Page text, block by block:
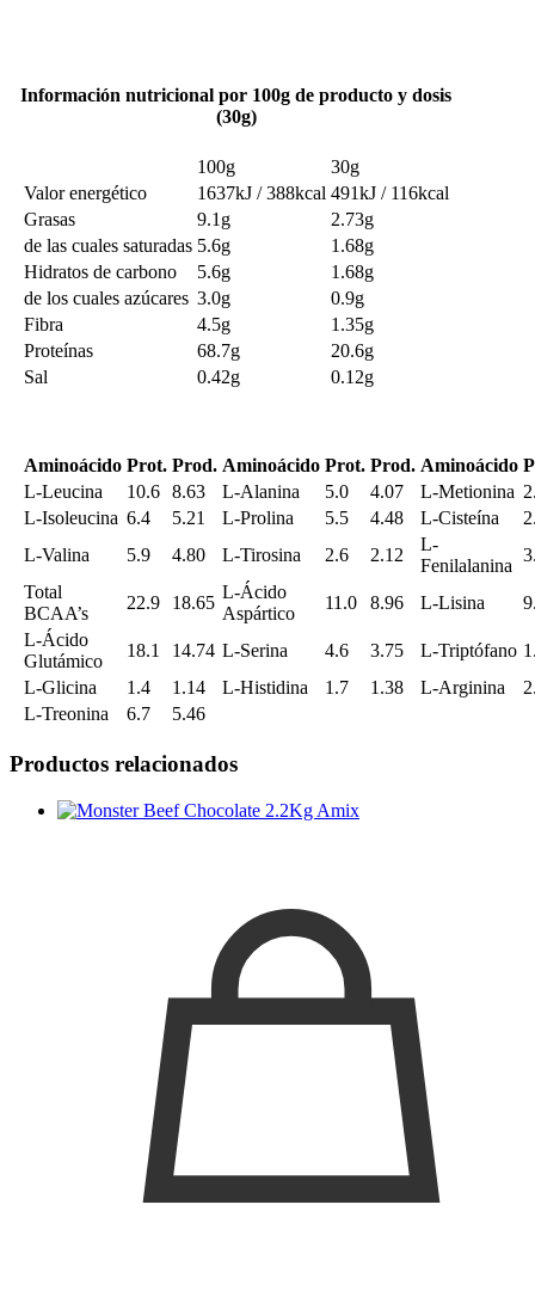
Información nutricional por 100g de producto y dosis
(30g)
100g
30g
Valor energético
1637kJ / 388kcal 491kJ / 116kcal
Grasas
9.1g
2.73g
de las cuales saturadas 5.6g
1.68g
Hidratos de carbono
5.6g
1.68g
de los cuales azúcares 3.0g
0.9g
Fibra
4.5g
1.35g
Proteínas
68.7g
20.6g
Sal
0.42g 0.12g
Aminoácido Prot. Prod. Aminoácido Prot. Prod. Aminoácido
L-Leucina
10.6 8.63 L-Alanina 5.0 4.07 L-Metionina
L-Isoleucina 6.4 5.21 L-Prolina 5.5 4.48 L-Cisteína
L-Valina
5.9 4.80 L-Tirosina 2.6 2.12
L-
Fenilalanina
Total
BCAA’s
22.9 18.65
L-Ácido
Aspártico
11.0 8.96 L-Lisina
L-Ácido
Glutámico
18.1 14.74 L-Serina 4.6 3.75 L-Triptófano
L-Glicina
1.4 1.14 L-Histidina 1.7 1.38 L-Arginina
L-Treonina
6.7 5.46
Productos relacionados